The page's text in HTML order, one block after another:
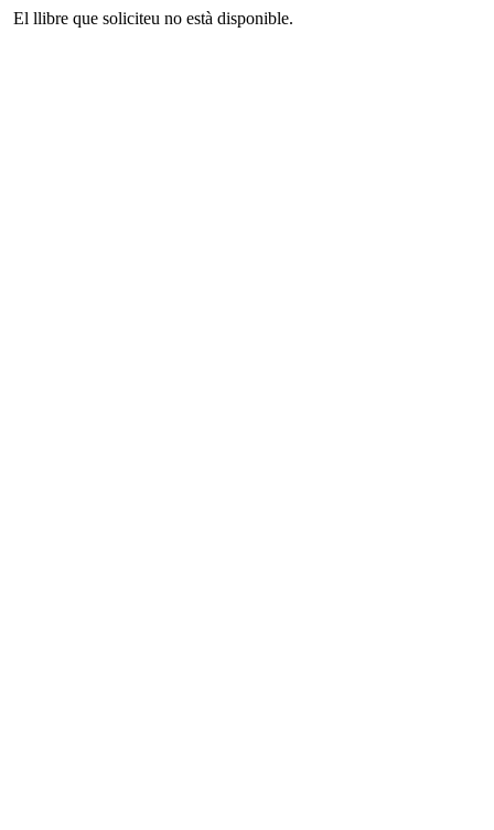
El llibre que soliciteu no està disponible.